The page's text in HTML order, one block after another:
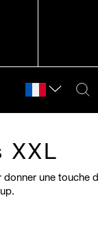
XXL
une touche